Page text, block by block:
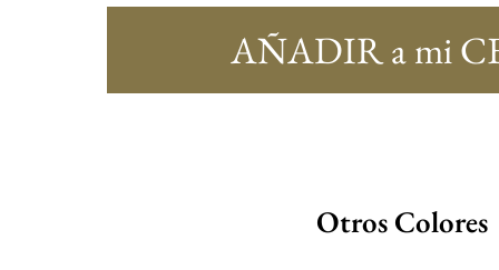
AÑADIR a mi
Otros Colores